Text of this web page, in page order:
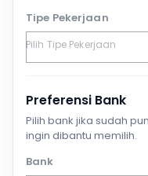
Tipe Pekerjaan
Preferensi Bank
Pilih bank jika sudah
ingin dibantu memilih.
Bank